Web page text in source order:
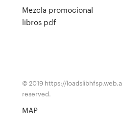
Mezcla promocional
libros pdf
© 2019 https://
reserved.
MAP